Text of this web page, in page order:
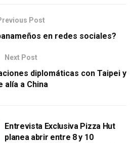
Post
en redes sociales?
Next Post
diplomáticas con Taipei y
alía a China
Entrevista Exclusiva Pizza Hut
planea abrir entre 8 y 10